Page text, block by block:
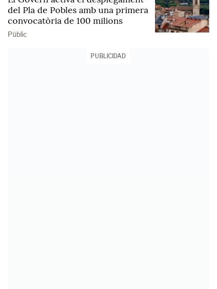
del Pla de Pobles amb una primera
convocatòria de 100 milions
Públic
PUBLICIDAD